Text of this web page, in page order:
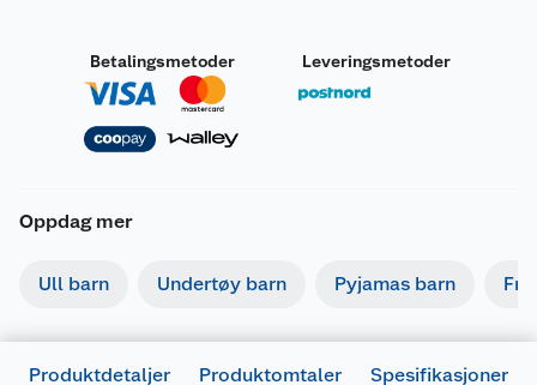
Betalingsmetoder Leveringsmetoder
Oppdag mer
Ull barn Undertøy barn Pyjamas barn
Produktdetaljer Produktomtaler Spesifikasjoner